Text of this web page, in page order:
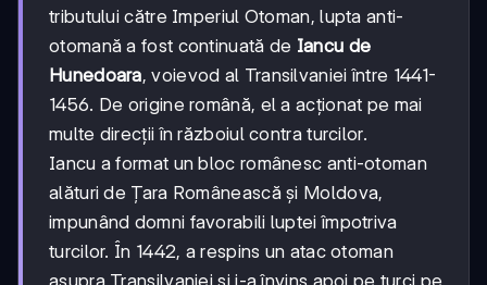
tributului către Imperiul Otoman, lupta anti-
otomană a fost continuată de Iancu de
Hunedoara, voievod al Transilvaniei între 1441-
1456. De origine română, el a acționat pe mai
multe direcții în războiul contra turcilor.
Iancu a format un bloc românesc anti-otoman
alături de Țara Românească și Moldova,
impunând domni favorabili luptei împotriva
turcilor. În 1442, a respins un atac otoman